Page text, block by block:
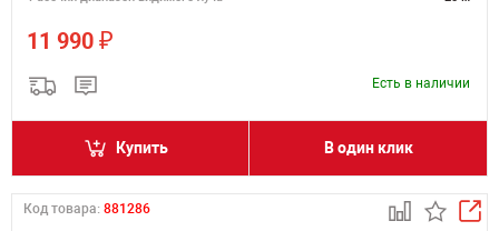
11 990 ₽
Есть в наличии
Купить В один клик
Код товара: 881286